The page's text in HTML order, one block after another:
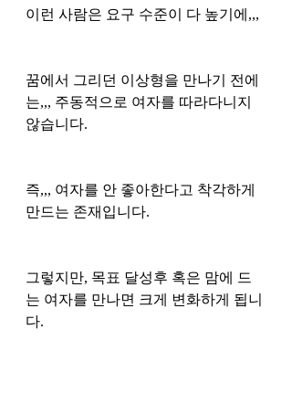
이런 사람은 요구 수준이 다 높기에,,,
꿈에서 그리던 이상형을 만나기 전에
는,,, 주동적으로 여자를 따라다니지
않습니다.
즉,,, 여자를 안 좋아한다고 착각하게
만드는 존재입니다.
그렇지만, 목표 달성후 혹은 맘에 드
는 여자를 만나면 크게 변화하게 됩니
다.